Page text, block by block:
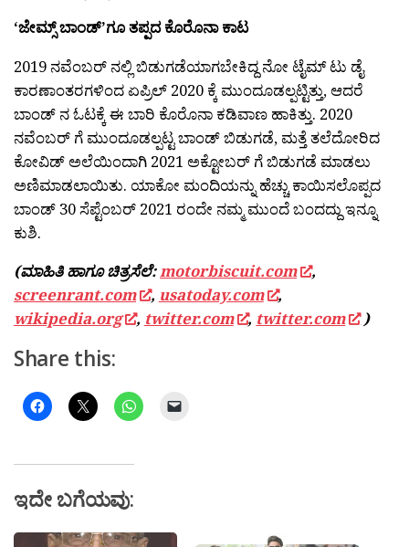
‘ಜೇಮ್ಸ್ ಬಾಂಡ್’ಗೂ ತಪ್ಪದ ಕೊರೊನಾ ಕಾಟ
2019 ನವೆಂಬರ್ ನಲ್ಲಿ ಬಿಡುಗಡೆಯಾಗಬೇಕಿದ್ದ ನೋ ಟೈಮ್ ಟು ಡೈ
ಕಾರಣಾಂತರಗಳಿಂದ ಏಪ್ರಿಲ್ 2020 ಕ್ಕೆ ಮುಂದೂಡಲ್ಪಟ್ಟಿತ್ತು, ಆದರೆ
ಬಾಂಡ್ ನ ಓಟಕ್ಕೆ ಈ ಬಾರಿ ಕೊರೊನಾ ಕಡಿವಾಣ ಹಾಕಿತ್ತು. 2020
ನವೆಂಬರ್ ಗೆ ಮುಂದೂಡಲ್ಪಟ್ಟ ಬಾಂಡ್ ಬಿಡುಗಡೆ, ಮತ್ತೆ ತಲೆದೋರಿದ
ಕೋವಿಡ್ ಅಲೆಯಿಂದಾಗಿ 2021 ಅಕ್ಟೋಬರ್ ಗೆ ಬಿಡುಗಡೆ ಮಾಡಲು
ಅಣಿಮಾಡಲಾಯಿತು. ಯಾಕೋ ಮಂದಿಯನ್ನು ಹೆಚ್ಚು ಕಾಯಿಸಲೊಪ್ಪದ
ಬಾಂಡ್ 30 ಸೆಪ್ಟೆಂಬರ್ 2021 ರಂದೇ ನಮ್ಮ ಮುಂದೆ ಬಂದದ್ದು ಇನ್ನೂ
ಕುಶಿ.
(ಮಾಹಿತಿ ಹಾಗೂ ಚಿತ್ರಸೆಲೆ:motorbiscuit.com
,
screenrant.com
, usatoday.com
,
wikipedia.org
, twitter.com , twitter.com )
Share this:
ಇದೇ ಬಗೆಯವು: